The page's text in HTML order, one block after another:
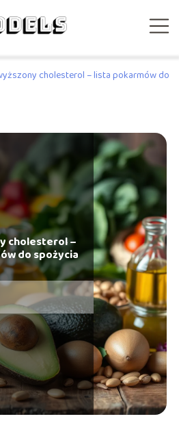
cholesterol – lista pokarmów do
cholesterol –
do spożycia